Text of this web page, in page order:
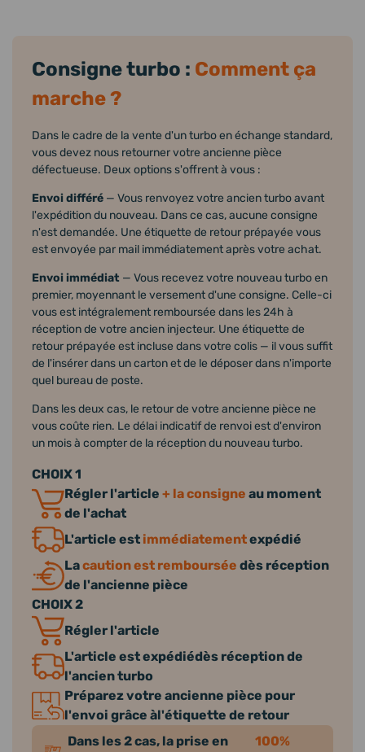
Consigne turbo : Comment ça
marche ?
Dans le cadre de la vente d'un turbo en échange standard,
vous devez nous retourner votre ancienne pièce
défectueuse. Deux options s'offrent à vous :
Envoi différé — Vous renvoyez votre ancien turbo avant
l'expédition du nouveau. Dans ce cas, aucune consigne
n'est demandée. Une étiquette de retour prépayée vous
est envoyée par mail immédiatement après votre achat.
Envoi immédiat — Vous recevez votre nouveau turbo en
premier, moyennant le versement d'une consigne. Celle-ci
vous est intégralement remboursée dans les 24h à
réception de votre ancien injecteur. Une étiquette de
retour prépayée est incluse dans votre colis — il vous suffit
de l'insérer dans un carton et de le déposer dans n'importe
quel bureau de poste.
Dans les deux cas, le retour de votre ancienne pièce ne
vous coûte rien. Le délai indicatif de renvoi est d'environ
un mois à compter de la réception du nouveau turbo.
CHOIX 1
Régler l'article + la consigne au moment
de l'achat
L'article est immédiatementexpédié
Lacaution est remboursée dès réception
de l'ancienne pièce
CHOIX 2
Régler l'article
L'article est expédiédès réception de
l'ancien turbo
Préparez votre ancienne pièce pour
l'envoi grâce àl'étiquette de retour
Dans les 2 cas, la prise en
100%